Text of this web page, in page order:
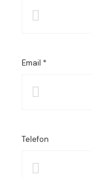
Email *
Telefon